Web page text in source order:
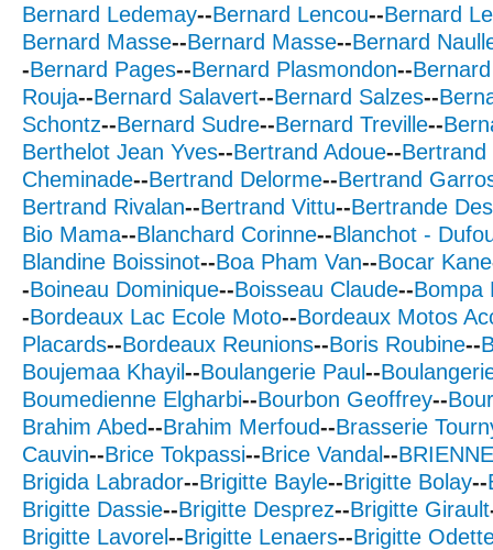
Bernard Ledemay--Bernard Lencou--Bernard
Bernard Masse--Bernard Masse--Bernard
-Bernard Pages--Bernard Plasmondon--
Rouja--Bernard Salavert--Bernard Salzes--
Schontz--Bernard Sudre--Bernard Treville--
Berthelot Jean Yves--Bertrand Adoue--Bertrand
Cheminade--Bertrand Delorme--Bertrand
Bertrand Rivalan--Bertrand Vittu--Bertrande
Bio Mama--Blanchard Corinne--Blanchot -
Blandine Boissinot--Boa Pham Van--Bocar Kane
-Boineau Dominique--Boisseau Claude--Bompa
-Bordeaux Lac Ecole Moto--Bordeaux Motos
Placards--Bordeaux Reunions--Boris Roubine--
Boujemaa Khayil--Boulangerie Paul--
Boumedienne Elgharbi--Bourbon Geoffrey--
Brahim Abed--Brahim Merfoud--Brasserie
Cauvin--Brice Tokpassi--Brice Vandal--
Brigida Labrador--Brigitte Bayle--Brigitte Bolay--
Brigitte Dassie--Brigitte Desprez--Brigitte Girault
Brigitte Lavorel--Brigitte Lenaers--Brigitte